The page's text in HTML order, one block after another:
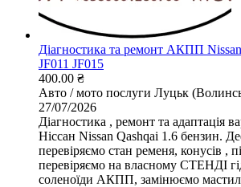
Діагностика та ремонт АКПП
JF011 JF015
400.00 ₴
Авто / мото послуги Луцьк
27/07/2026
Діагностика , ремонт та адаптація
Ніссан Nissan Qashqai 1.6 бензин.
перевіряємо стан ременя, конусів ,
перевіряємо на власному СТЕНДІ
соленоїди АКПП, замінюємо